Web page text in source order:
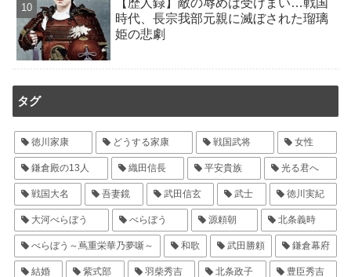
【歴人録】敵の辱めは受けまい…戦国
時代、長宗我部元親に滅ぼされた瑠璃
姫の悲劇
タグ
徳川家康 どうする家康 戦国武将 女性
鎌倉殿の13人 織田信長 平安貴族 光る君へ
戦国大名 吾妻鏡 武田信玄 武士 徳川実紀
大河べらぼう べらぼう 源頼朝 北条義時
べらぼう～蔦重栄華乃夢噺～ 和歌 武田勝頼 鎌倉幕府
結婚 紫式部 羽柴秀吉 北条政子 豊臣秀吉